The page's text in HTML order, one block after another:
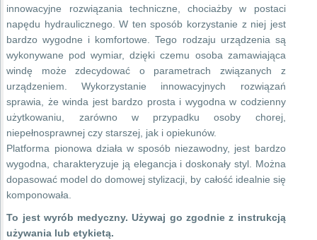
innowacyjne rozwiązania techniczne, chociażby w postaci
napędu hydraulicznego. W ten sposób korzystanie z niej jest
bardzo wygodne i komfortowe. Tego rodzaju urządzenia są
wykonywane pod wymiar, dzięki czemu osoba zamawiająca
windę może zdecydować o parametrach związanych z
urządzeniem. Wykorzystanie innowacyjnych rozwiązań
sprawia, że winda jest bardzo prosta i wygodna w codzienny
użytkowaniu, zarówno w przypadku osoby chorej,
niepełnosprawnej czy starszej, jak i opiekunów.
Platforma pionowa działa w sposób niezawodny, jest bardzo
wygodna, charakteryzuje ją elegancja i doskonały styl. Można
dopasować model do domowej stylizacji, by całość idealnie się
komponowała.
To jest wyrób medyczny. Używaj go zgodnie z instrukcją
używania lub etykietą.